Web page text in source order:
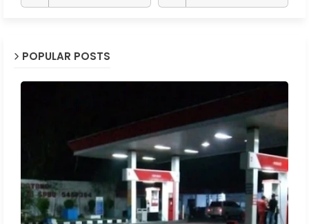
POPULAR POSTS